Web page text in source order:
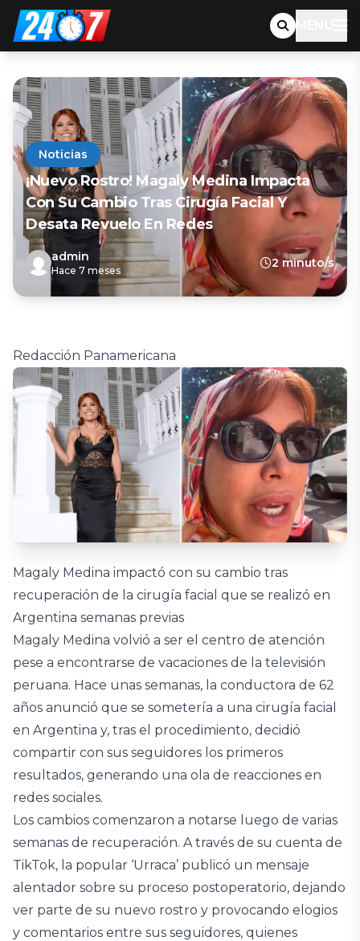
MENU
Noticias
¡Nuevo Rostro! Magaly Medina Impacta
Con Su Cambio Tras Cirugía Facial Y
Desata Revuelo En Redes
admin
Hace 7 meses
2 minuto/s
Redacción Panamericana
Magaly Medina impactó con su cambio tras
recuperación de la cirugía facial que se realizó en
Argentina semanas previas
Magaly Medina volvió a ser el centro de atención
pese a encontrarse de vacaciones de la televisión
peruana. Hace unas semanas, la conductora de 62
años anunció que se sometería a una cirugía facial
en Argentina y, tras el procedimiento, decidió
compartir con sus seguidores los primeros
resultados, generando una ola de reacciones en
redes sociales.
Los cambios comenzaron a notarse luego de varias
semanas de recuperación. A través de su cuenta de
TikTok, la popular ‘Urraca’ publicó un mensaje
alentador sobre su proceso postoperatorio, dejando
ver parte de su nuevo rostro y provocando elogios
y comentarios entre sus seguidores, quienes